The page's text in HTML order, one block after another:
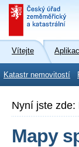
Vítejte
Katastr nemovitostí
Nyní jste zde:
Mapy